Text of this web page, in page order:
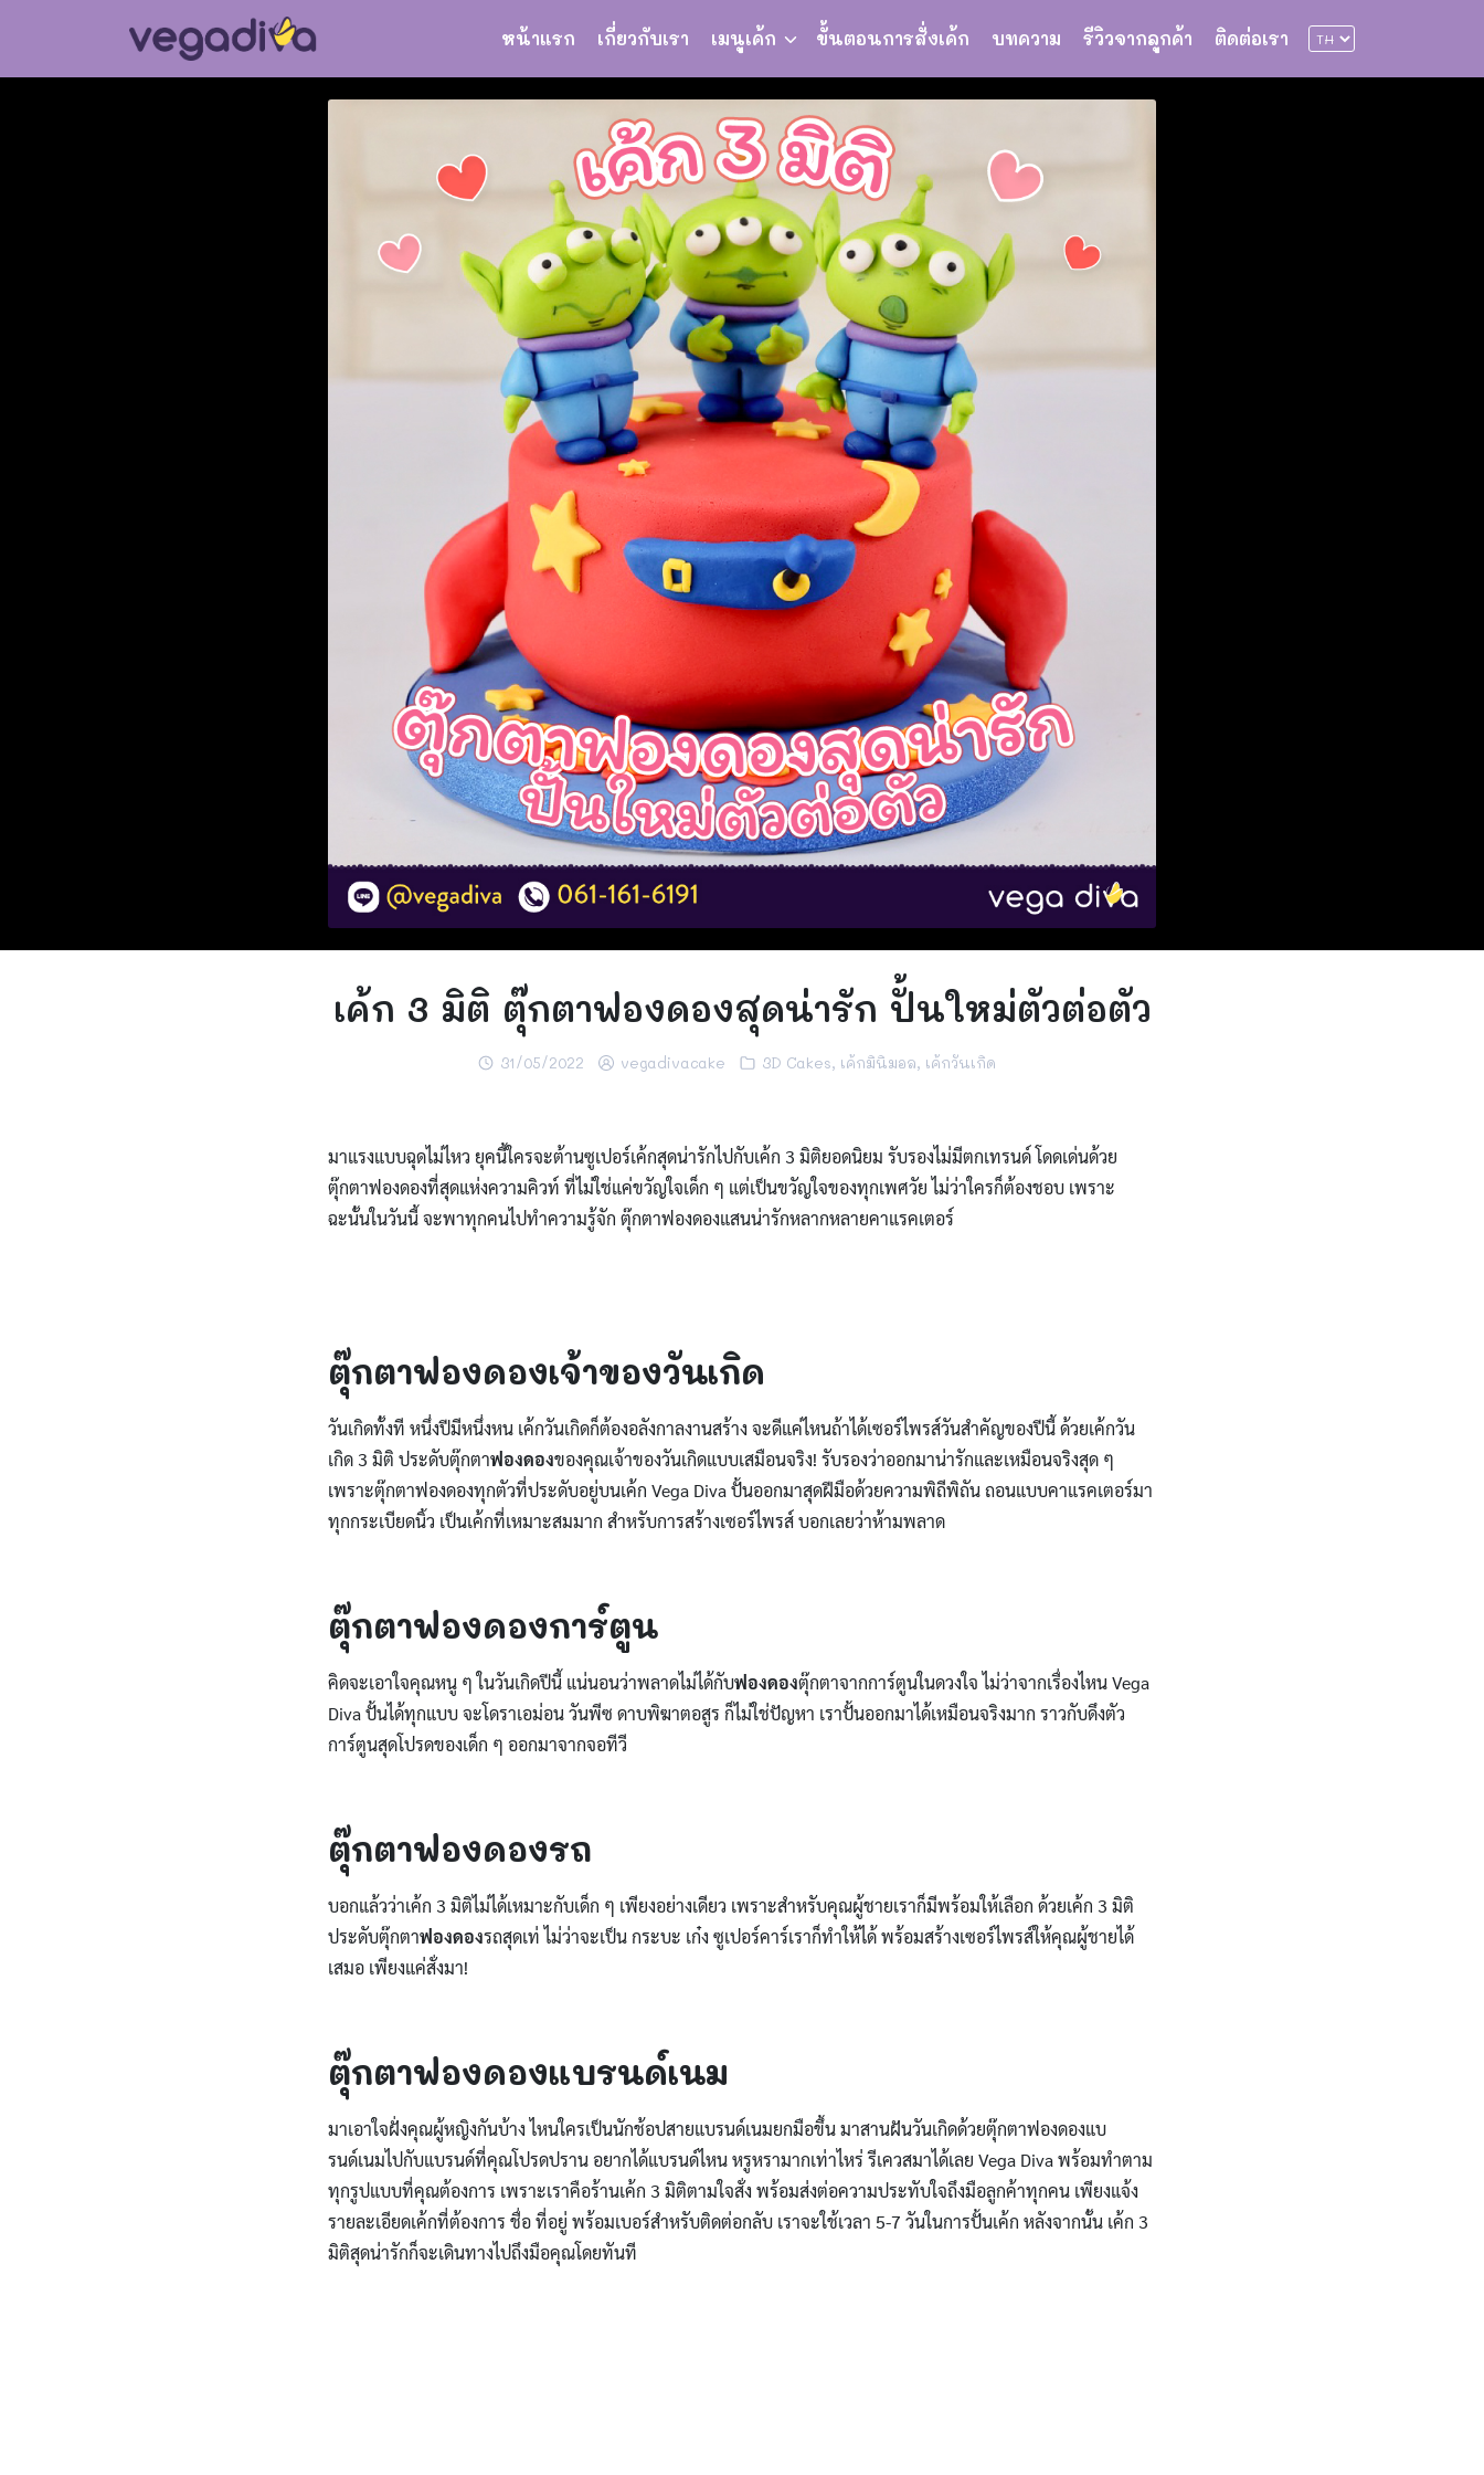
หน้าแรก เกี่ยวกับเรา เมนูเค้ก ขั้นตอนการสั่งเค้ก บทความ รีวิวจากลูกค้า ติดต่อเรา
เค้ก 3 มิติ ตุ๊กตาฟองดองสุดน่ารัก ปั้นใหม่ตัวต่อตัว
31/05/2022 vegadivacake 3D Cakes, เค้กมินิมอล, เค้กวันเกิด
มาแรงแบบฉุดไม่ไหว ยุคนี้ใครจะต้านซูเปอร์เค้กสุดน่ารักไปกับเค้ก 3 มิติยอดนิยม รับรองไม่มีตกเทรนด์ โดดเด่นด้วย
ตุ๊กตาฟองดองที่สุดแห่งความคิวท์ ที่ไม่ใช่แค่ขวัญใจเด็ก ๆ แต่เป็นขวัญใจของทุกเพศวัย ไม่ว่าใครก็ต้องชอบ เพราะ
ฉะนั้นในวันนี้ จะพาทุกคนไปทำความรู้จัก ตุ๊กตาฟองดองแสนน่ารักหลากหลายคาแรคเตอร์
ตุ๊กตาฟองดองเจ้าของวันเกิด
วันเกิดทั้งที หนึ่งปีมีหนึ่งหน เค้กวันเกิดก็ต้องอลังกาลงานสร้าง จะดีแค่ไหนถ้าได้เซอร์ไพรส์วันสำคัญของปีนี้ ด้วยเค้กวัน
เกิด 3 มิติ ประดับตุ๊กตาฟองดองของคุณเจ้าของวันเกิดแบบเสมือนจริง! รับรองว่าออกมาน่ารักและเหมือนจริงสุด ๆ
เพราะตุ๊กตาฟองดองทุกตัวที่ประดับอยู่บนเค้ก Vega Diva ปั้นออกมาสุดฝีมือด้วยความพิถีพิถัน ถอนแบบคาแรคเตอร์มา
ทุกกระเบียดนิ้ว เป็นเค้กที่เหมาะสมมาก สำหรับการสร้างเซอร์ไพรส์ บอกเลยว่าห้ามพลาด
ตุ๊กตาฟองดองการ์ตูน
คิดจะเอาใจคุณหนู ๆ ในวันเกิดปีนี้ แน่นอนว่าพลาดไม่ได้กับฟองดองตุ๊กตาจากการ์ตูนในดวงใจ ไม่ว่าจากเรื่องไหน Vega
Diva ปั้นได้ทุกแบบ จะโดราเอม่อน วันพีซ ดาบพิฆาตอสูร ก็ไม่ใช่ปัญหา เราปั้นออกมาได้เหมือนจริงมาก ราวกับดึงตัว
การ์ตูนสุดโปรดของเด็ก ๆ ออกมาจากจอทีวี
ตุ๊กตาฟองดองรถ
บอกแล้วว่าเค้ก 3 มิติไม่ได้เหมาะกับเด็ก ๆ เพียงอย่างเดียว เพราะสำหรับคุณผู้ชายเราก็มีพร้อมให้เลือก ด้วยเค้ก 3 มิติ
ประดับตุ๊กตาฟองดองรถสุดเท่ ไม่ว่าจะเป็น กระบะ เก๋ง ซูเปอร์คาร์เราก็ทำให้ได้ พร้อมสร้างเซอร์ไพรส์ให้คุณผู้ชายได้
เสมอ เพียงแค่สั่งมา!
ตุ๊กตาฟองดองแบรนด์เนม
มาเอาใจฝั่งคุณผู้หญิงกันบ้าง ไหนใครเป็นนักช้อปสายแบรนด์เนมยกมือขึ้น มาสานฝันวันเกิดด้วยตุ๊กตาฟองดองแบ
รนด์เนมไปกับแบรนด์ที่คุณโปรดปราน อยากได้แบรนด์ไหน หรูหรามากเท่าไหร่ รีเควสมาได้เลย Vega Diva พร้อมทำตาม
ทุกรูปแบบที่คุณต้องการ เพราะเราคือร้านเค้ก 3 มิติตามใจสั่ง พร้อมส่งต่อความประทับใจถึงมือลูกค้าทุกคน เพียงแจ้ง
รายละเอียดเค้กที่ต้องการ ชื่อ ที่อยู่ พร้อมเบอร์สำหรับติดต่อกลับ เราจะใช้เวลา 5-7 วันในการปั้นเค้ก หลังจากนั้น เค้ก 3
มิติสุดน่ารักก็จะเดินทางไปถึงมือคุณโดยทันที